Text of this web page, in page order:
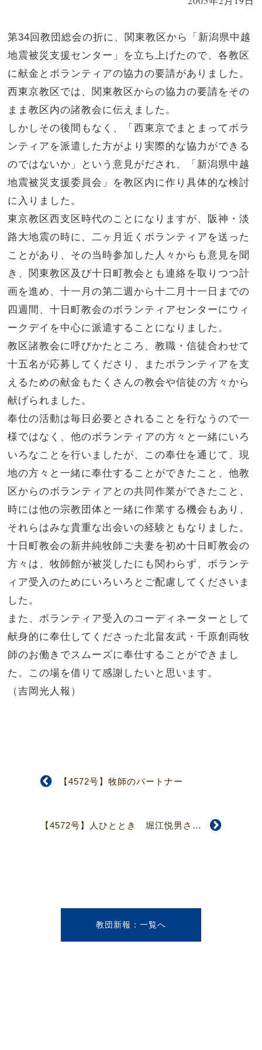
第34回教団総会の折に、関東教区から「新潟県中越
地震被災支援センター」を立ち上げたので、各教区
に献金とボランティアの協力の要請がありました。
西東京教区では、関東教区からの協力の要請をその
まま教区内の諸教会に伝えました。
しかしその後間もなく、「西東京でまとまってボラ
ンティアを派遣した方がより実際的な協力ができる
のではないか」という意見がだされ、「新潟県中越
地震被災支援委員会」を教区内に作り具体的な検討
に入りました。
東京教区西支区時代のことになりますが、阪神・淡
路大地震の時に、二ヶ月近くボランティアを送った
ことがあり、その当時参加した人々からも意見を聞
き、関東教区及び十日町教会とも連絡を取りつつ計
画を進め、十一月の第二週から十二月十一日までの
四週間、十日町教会のボランティアセンターにウィ
ークデイを中心に派遣することになりました。
教区諸教会に呼びかたところ、教職・信徒合わせて
十五名が応募してくださり、またボランティアを支
えるための献金もたくさんの教会や信徒の方々から
献げられました。
奉仕の活動は毎日必要とされることを行なうので一
様ではなく、他のボランティアの方々と一緒にいろ
いろなことを行いましたが、この奉仕を通じて、現
地の方々と一緒に奉仕することができたこと、他教
区からのボランティアとの共同作業ができたこと、
時には他の宗教団体と一緒に作業する機会もあり、
それらはみな貴重な出会いの経験ともなりました。
十日町教会の新井純牧師ご夫妻を初め十日町教会の
方々は、牧師館が被災したにも関わらず、ボランテ
ィア受入のためにいろいろとご配慮してくださいま
した。
また、ボランティア受入のコーディネーターとして
献身的に奉仕してくださった北畠友武・千原創両牧
師のお働きでスムーズに奉仕することができまし
た。この場を借りて感謝したいと思います。
（吉岡光人報）
【4572号】牧師のパートナー
【4572号】人ひととき 堀江悦男さん
教団新報